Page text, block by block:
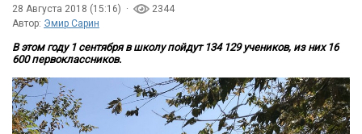
28 Августа 2018 (15:16) ·
2344
Автор: Эмир Сарин
В этом году 1 сентября в школу пойдут 134 129 учеников, из них 16
600 первоклассников.